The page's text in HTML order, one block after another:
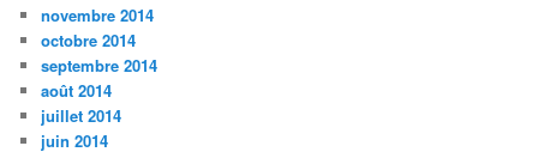
novembre 2014
octobre 2014
septembre 2014
août 2014
juillet 2014
juin 2014